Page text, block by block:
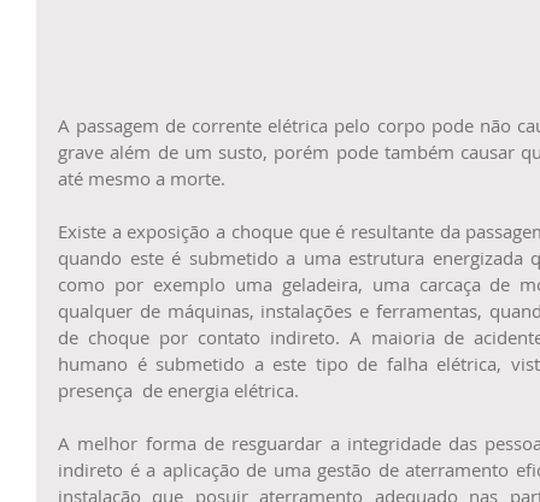
A passagem de corrente elétrica pelo corpo pode não
grave além de um susto, porém pode também causar
até mesmo a morte.
Existe a exposição a choque que é resultante da
quando este é submetido a uma estrutura energizada
como por exemplo uma geladeira, uma carcaça de
qualquer de máquinas, instalações e ferramentas,
de choque por contato indireto. A maioria de
humano é submetido a este tipo de falha elétrica,
presença  de energia elétrica.
A melhor forma de resguardar a integridade das
indireto é a aplicação de uma gestão de aterramento
instalação que posuir aterramento adequado nas